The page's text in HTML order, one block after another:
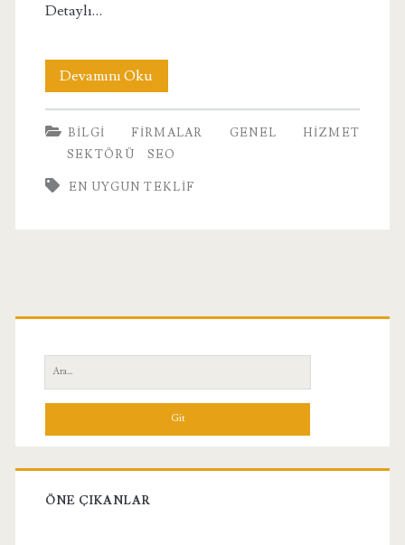
Detaylı…
Devamını OkuEn
Uygun
Teklif
BILGI FIRMALAR GENEL
HIZMET
SEKTÖRÜ
SEO
EN UYGUN TEKLIF
Birincil
Yan
Menü
Ara:
ÖNE ÇIKANLAR